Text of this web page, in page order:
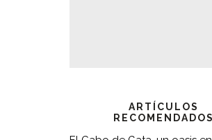
ARTÍCULOS
RECOMENDADOS